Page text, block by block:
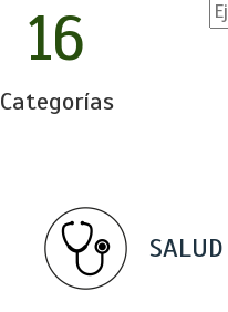
16
Categorías
SALUD